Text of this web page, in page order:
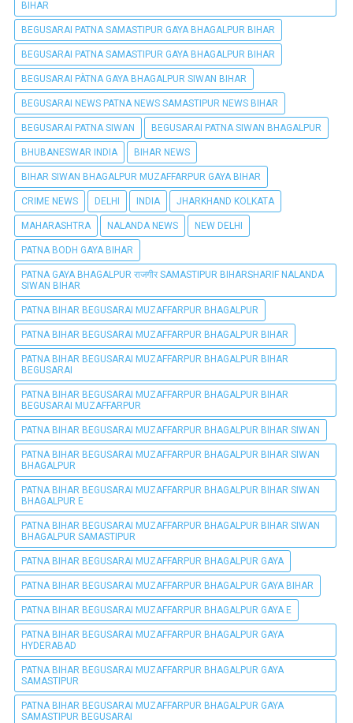
BIHAR
BEGUSARAI PATNA SAMASTIPUR GAYA BHAGALPUR BIHAR
BEGUSARAI PATNA SAMASTIPUR GAYA BHAGALPUR BIHAR
BEGUSARAI PÀTNA GAYA BHAGALPUR SIWAN BIHAR
BEGUSARAI NEWS PATNA NEWS SAMASTIPUR NEWS BIHAR
BEGUSARAI PATNA SIWAN BEGUSARAI PATNA SIWAN BHAGALPUR
BHUBANESWAR INDIA BIHAR NEWS
BIHAR SIWAN BHAGALPUR MUZAFFARPUR GAYA BIHAR
CRIME NEWS DELHI INDIA JHARKHAND KOLKATA
MAHARASHTRA NALANDA NEWS NEW DELHI
PATNA BODH GAYA BIHAR
PATNA GAYA BHAGALPUR राजगीर SAMASTIPUR BIHARSHARIF NALANDA
SIWAN BIHAR
PATNA BIHAR BEGUSARAI MUZAFFARPUR BHAGALPUR
PATNA BIHAR BEGUSARAI MUZAFFARPUR BHAGALPUR BIHAR
PATNA BIHAR BEGUSARAI MUZAFFARPUR BHAGALPUR BIHAR
BEGUSARAI
PATNA BIHAR BEGUSARAI MUZAFFARPUR BHAGALPUR BIHAR
BEGUSARAI MUZAFFARPUR
PATNA BIHAR BEGUSARAI MUZAFFARPUR BHAGALPUR BIHAR SIWAN
PATNA BIHAR BEGUSARAI MUZAFFARPUR BHAGALPUR BIHAR SIWAN
BHAGALPUR
PATNA BIHAR BEGUSARAI MUZAFFARPUR BHAGALPUR BIHAR SIWAN
BHAGALPUR E
PATNA BIHAR BEGUSARAI MUZAFFARPUR BHAGALPUR BIHAR SIWAN
BHAGALPUR SAMASTIPUR
PATNA BIHAR BEGUSARAI MUZAFFARPUR BHAGALPUR GAYA
PATNA BIHAR BEGUSARAI MUZAFFARPUR BHAGALPUR GAYA BIHAR
PATNA BIHAR BEGUSARAI MUZAFFARPUR BHAGALPUR GAYA E
PATNA BIHAR BEGUSARAI MUZAFFARPUR BHAGALPUR GAYA
HYDERABAD
PATNA BIHAR BEGUSARAI MUZAFFARPUR BHAGALPUR GAYA
SAMASTIPUR
PATNA BIHAR BEGUSARAI MUZAFFARPUR BHAGALPUR GAYA
SAMASTIPUR BEGUSARAI